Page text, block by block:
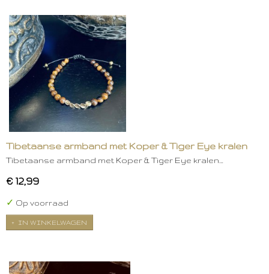
Tibetaanse armband met Koper & Tiger Eye kralen
Tibetaanse armband met Koper & Tiger Eye kralen…
€ 12,99
✓ Op voorraad
IN WINKELWAGEN